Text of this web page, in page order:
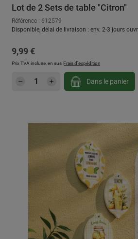
Lot de 2 Sets de table "Citron"
Référence : 612579
Disponible, délai de livraison : env. 2-3 jours
Prix régulier :
9,99 €
Prix TVA incluse, en sus Frais d'expédition
Quantité de produit :
Dans le panier